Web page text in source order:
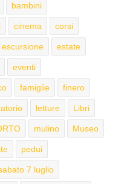
bambini
cinema corsi
escursione estate
eventi
famiglie finero
letture Libri
mulino Museo
pedui
7 luglio